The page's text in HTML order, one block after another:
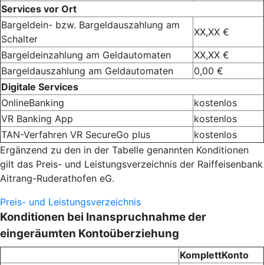
Services vor Ort
Bargeldein- bzw. Bargeldauszahlung am
Schalter
XX,XX €
Bargeldeinzahlung am Geldautomaten
XX,XX €
Bargeldauszahlung am Geldautomaten
0,00 €
Digitale Services
OnlineBanking
kostenlos
VR Banking App
kostenlos
TAN-Verfahren VR SecureGo plus
kostenlos
Ergänzend zu den in der Tabelle genannten Konditionen
gilt das Preis- und Leistungsverzeichnis der Raiffeisenbank
Aitrang-Ruderathofen eG.
Preis- und Leistungsverzeichnis
Konditionen bei Inanspruchnahme der
eingeräumten Kontoüberziehung
KomplettKonto